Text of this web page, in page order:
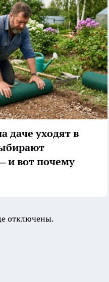
даче уходят в
и вот почему
отключены.